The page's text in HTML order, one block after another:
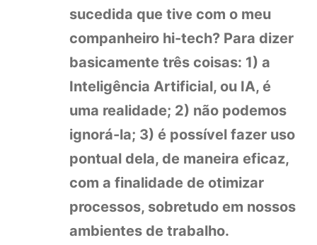
sucedida que tive com o meu
companheiro hi-tech? Para dizer
basicamente três coisas: 1) a
Inteligência Artificial, ou IA, é
uma realidade; 2) não podemos
ignorá-la; 3) é possível fazer uso
pontual dela, de maneira eficaz,
com a finalidade de otimizar
processos, sobretudo em nossos
ambientes de trabalho.